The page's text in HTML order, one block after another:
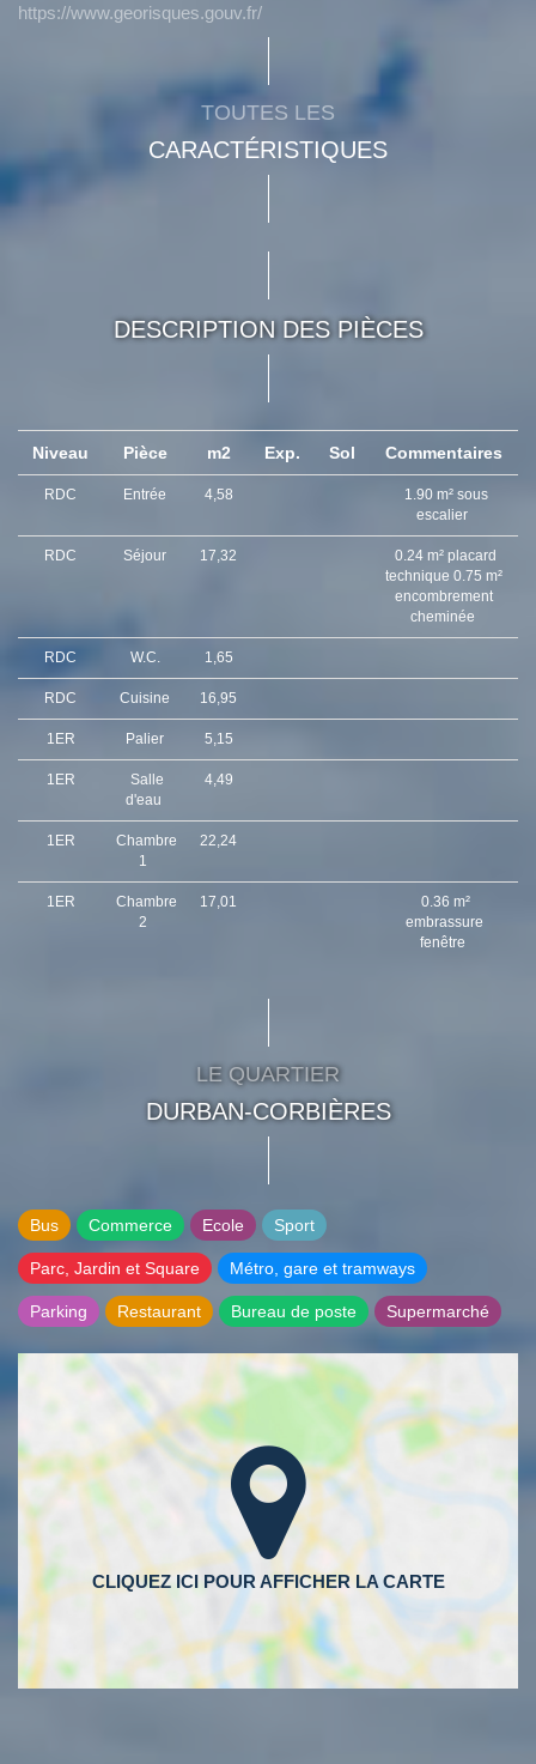
https://www.georisques.gouv.fr/
TOUTES LES
CARACTÉRISTIQUES
DESCRIPTION DES PIÈCES
Niveau Pièce m2 Exp. Sol Commentaires
RDC Entrée 4,58
1.90 m² sous
escalier
RDC Séjour 17,32
0.24 m² placard
technique 0.75 m²
encombrement
cheminée
RDC W.C. 1,65
RDC Cuisine 16,95
1ER Palier 5,15
1ER
Salle
d'eau
4,49
1ER
Chambre
1
22,24
1ER
Chambre
2
17,01
0.36 m²
embrassure
fenêtre
LE QUARTIER
DURBAN-CORBIÈRES
Bus Commerce Ecole Sport
Parc, Jardin et Square Métro, gare et tramways
Parking Restaurant Bureau de poste Supermarché